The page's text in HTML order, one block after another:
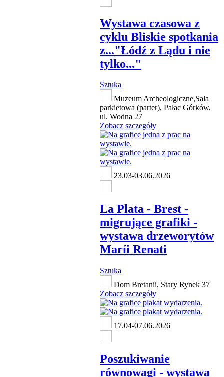
Wystawa czasowa z
cyklu Bliskie spotkania
z..."Łódź z Lądu i nie
tylko..."
Sztuka
Muzeum Archeologiczne,Sala
parkietowa (parter), Pałac Górków,
ul. Wodna 27
Zobacz szczegóły
23.03-03.06.2026
La Plata - Brest -
migrujące grafiki -
wystawa drzeworytów
Maríi Renati
Sztuka
Dom Bretanii, Stary Rynek 37
Zobacz szczegóły
17.04-07.06.2026
Poszukiwanie
równowagi - wystawa